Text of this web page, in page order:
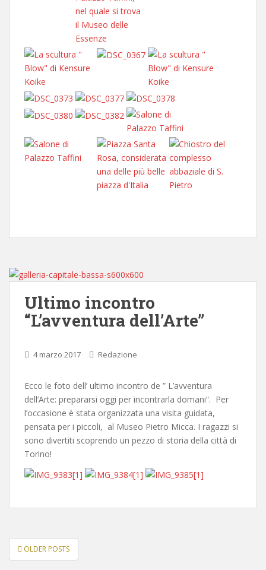
Ultimo incontro
“L’avventura dell’Arte”
4 marzo 2017 Redazione
Ecco le foto dell’ ultimo incontro de ” L’avventura
dell’Arte: prepararsi oggi per incontrarla domani”. Per
l’occasione è stata organizzata una visita guidata,
pensata per i piccoli, al Museo Pietro Micca. I ragazzi si
sono divertiti scoprendo un pezzo di storia della città di
Torino!
POSTS NAVIGATION
OLDER POSTS